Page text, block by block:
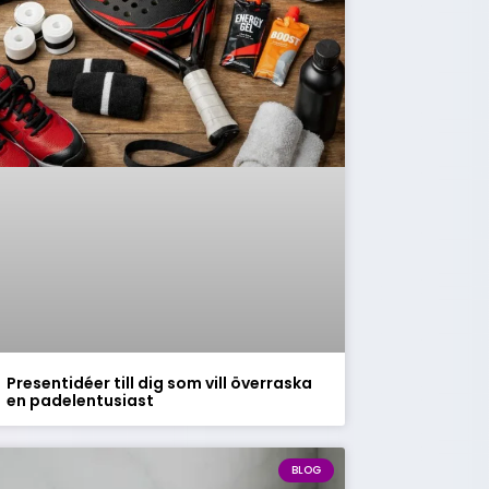
Presentidéer till dig som vill överraska
en padelentusiast
BLOG